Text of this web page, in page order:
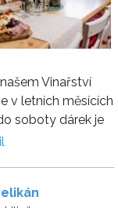
Vinařství
v letních měsících
soboty dárek je